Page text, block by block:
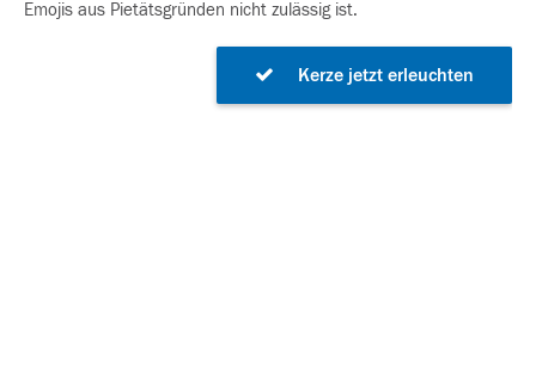
Emojis aus Pietätsgründen nicht zulässig ist.
Kerze jetzt erleuchten